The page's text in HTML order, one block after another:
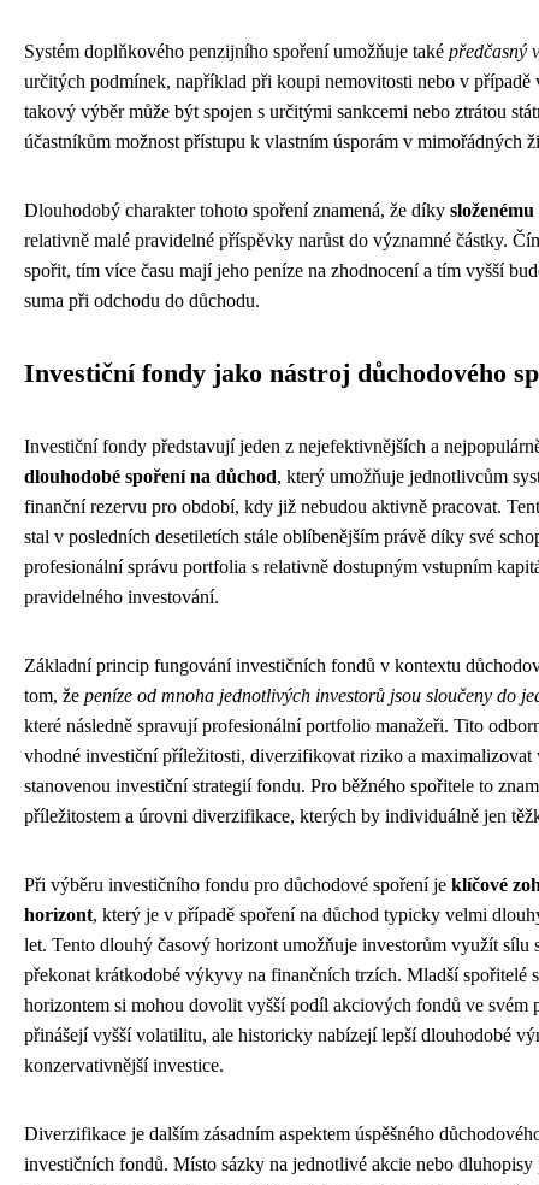
Systém doplňkového penzijního spoření umožňuje také předčasný
určitých podmínek, například při koupi nemovitosti nebo v případě
takový výběr může být spojen s určitými sankcemi nebo ztrátou
účastníkům možnost přístupu k vlastním úsporám v mimořádných
Dlouhodobý charakter tohoto spoření znamená, že díky
relativně malé pravidelné příspěvky narůst do významné částky.
spořit, tím více času mají jeho peníze na zhodnocení a tím vyšší
suma při odchodu do důchodu.
Investiční fondy jako nástroj důchodového
Investiční fondy představují jeden z nejefektivnějších a
dlouhodobé spoření na důchod, který umožňuje jednotlivcům
finanční rezervu pro období, kdy již nebudou aktivně pracovat.
stal v posledních desetiletích stále oblíbenějším právě díky své
profesionální správu portfolia s relativně dostupným vstupním
pravidelného investování.
Základní princip fungování investičních fondů v kontextu
tom, že peníze od mnoha jednotlivých investorů jsou sloučeny do
které následně spravují profesionální portfolio manažeři. Tito
vhodné investiční příležitosti, diverzifikovat riziko a maximalizovat
stanovenou investiční strategií fondu. Pro běžného spořitele to
příležitostem a úrovni diverzifikace, kterých by individuálně jen
Při výběru investičního fondu pro důchodové spoření je klíčové
horizont, který je v případě spoření na důchod typicky velmi
let. Tento dlouhý časový horizont umožňuje investorům využít sílu
překonat krátkodobé výkyvy na finančních trzích. Mladší spořitelé
horizontem si mohou dovolit vyšší podíl akciových fondů ve svém
přinášejí vyšší volatilitu, ale historicky nabízejí lepší dlouhodobé
konzervativnější investice.
Diverzifikace je dalším zásadním aspektem úspěšného
investičních fondů. Místo sázky na jednotlivé akcie nebo